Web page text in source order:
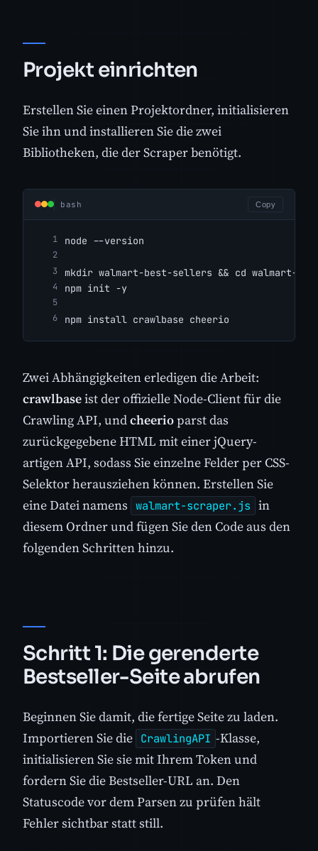
Projekt einrichten
Erstellen Sie einen Projektordner, initialisieren
Sie ihn und installieren Sie die zwei
Bibliotheken, die der Scraper benötigt.
bash Copy
node --version
mkdir walmart-best-sellers && cd walmart-
npm init -y
npm install crawlbase cheerio
Zwei Abhängigkeiten erledigen die Arbeit:
crawlbaseist der offizielle Node-Client für die
Crawling API, undcheerioparst das
zurückgegebene HTML mit einer jQuery-
artigen API, sodass Sie einzelne Felder per CSS-
Selektor herausziehen können. Erstellen Sie
eine Datei namens walmart-scraper.js in
diesem Ordner und fügen Sie den Code aus den
folgenden Schritten hinzu.
Schritt 1: Die gerenderte
Bestseller-Seite abrufen
Beginnen Sie damit, die fertige Seite zu laden.
Importieren Sie die CrawlingAPI -Klasse,
initialisieren Sie sie mit Ihrem Token und
fordern Sie die Bestseller-URL an. Den
Statuscode vor dem Parsen zu prüfen hält
Fehler sichtbar statt still.